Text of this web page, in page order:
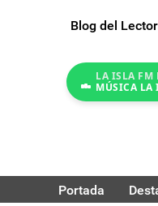
Blog del Lector
LA ISLA FM
MÚSICA LA
Portada